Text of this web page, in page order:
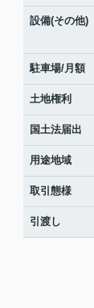
設備(その他)
駐車場/月額
土地権利
国土法届出
用途地域
取引態様
引渡し